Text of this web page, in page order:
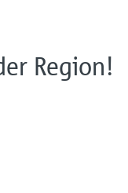
Region!